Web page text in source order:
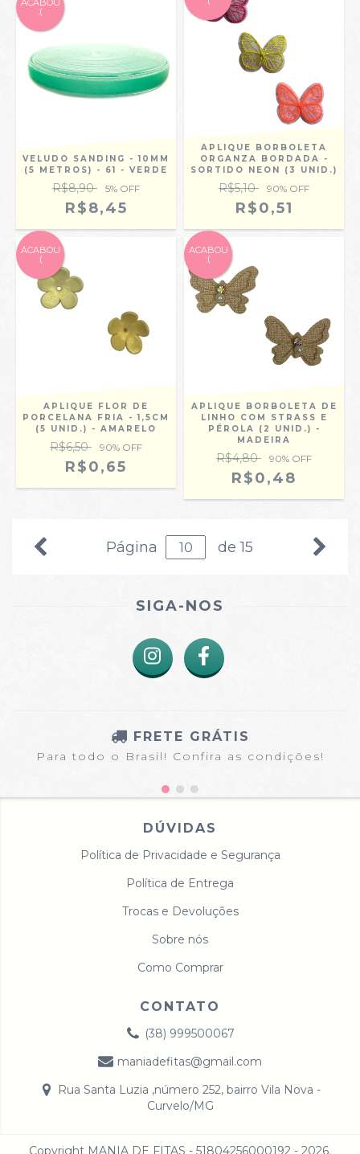
ACABOU
:(
VELUDO SANDING - 10MM
(5 METROS) - 61 - VERDE
R$8,90 5% OFF
R$8,45
APLIQUE BORBOLETA
ORGANZA BORDADA -
SORTIDO NEON (3 UNID.)
R$5,10 90% OFF
R$0,51
ACABOU
:(
APLIQUE FLOR DE
PORCELANA FRIA - 1,5CM
(5 UNID.) - AMARELO
R$6,50 90% OFF
R$0,65
ACABOU
:(
APLIQUE BORBOLETA DE
LINHO COM STRASS E
PÉROLA (2 UNID.) -
MADEIRA
R$4,80 90% OFF
R$0,48
Página de 15
SIGA-NOS
FRETE GRÁTIS
Para todo o Brasil! Confira as condições!
DÚVIDAS
Política de Privacidade e Segurança
Política de Entrega
Trocas e Devoluções
Sobre nós
Como Comprar
CONTATO
(38) 999500067
maniadefitas@gmail.com
Rua Santa Luzia ,número 252, bairro Vila Nova -
Curvelo/MG
Copyright MANIA DE FITAS - 51804256000192 - 2026.